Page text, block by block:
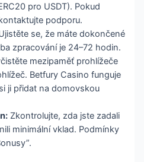
pro USDT). Pokud
podporu.
se, že máte dokončené
zpracování je 24–72 hodin.
mezipaměť prohlížeče
Betfury Casino funguje
ji přidat na domovskou
Zkontrolujte, zda jste zadali
minimální vklad. Podmínky